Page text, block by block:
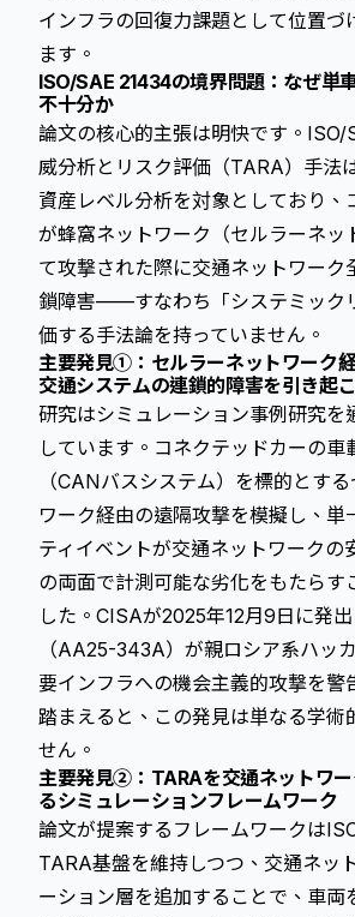
インフラの回復力課題として位置づ
ます。
ISO/SAE 21434の境界問題：なぜ単
不十分か
論文の核心的主張は明快です。
威分析とリスク評価（TARA）手法
資産レベル分析を対象としており、
が蜂窩ネットワーク（セルラーネッ
て攻撃された際に交通ネットワーク
鎖障害——すなわち「システミッ
価する手法論を持っていません。
主要発見①：セルラーネットワーク
交通システムの連鎖的障害を引き起
研究はシミュレーション事例研究を
しています。コネクテッドカーの車
（CANバスシステム）を標的とす
ワーク経由の遠隔攻撃を模擬し、単
ティイベントが交通ネットワークの
の両面で計測可能な劣化をもたらす
した。CISAが2025年12月9日に発
（AA25-343A）が親ロシア系ハッ
要インフラへの機会主義的攻撃を警
踏まえると、この発見は単なる学術
せん。
主要発見②：TARAを交通ネットワ
るシミュレーションフレームワーク
論文が提案するフレームワークは
TARA基盤を維持しつつ、交通ネッ
ーション層を追加することで、車両